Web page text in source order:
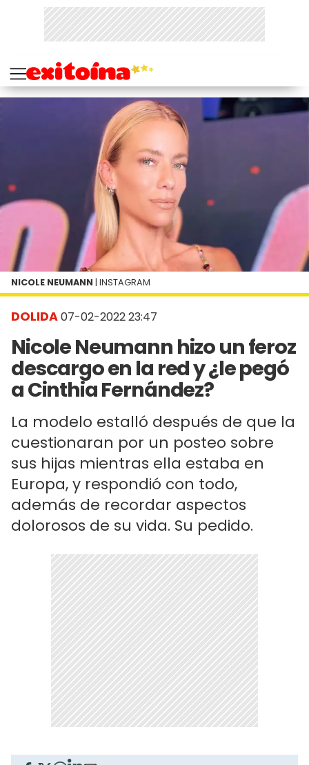
DOLIDA07-02-2022 23:47
Nicole Neumann hizo un feroz
descargo en la red y ¿le pegó
a Cinthia Fernández?
La modelo estalló después de que la
cuestionaran por un posteo sobre
sus hijas mientras ella estaba en
Europa, y respondió con todo,
además de recordar aspectos
dolorosos de su vida. Su pedido.
NICOLE NEUMANN | INSTAGRAM